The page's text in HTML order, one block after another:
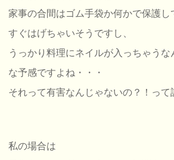
家事の合間はゴム手袋か何かで保護し
すぐはげちゃいそうですし、
うっかり料理にネイルが入っちゃうな
な予感ですよね・・・
それって有害なんじゃないの？！って
私の場合は